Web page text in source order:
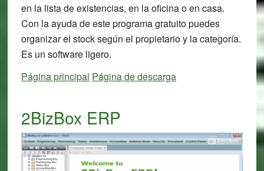
en la lista de existencias, en la oficina o en casa.
Con la ayuda de este programa gratuito puedes
organizar el stock según el propietario y la categoría.
Es un software ligero.
Página principal Página de descarga
2BizBox ERP